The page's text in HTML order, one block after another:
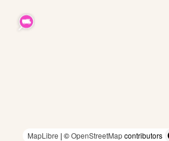
MapLibre | ©OpenStreetMapcontributors